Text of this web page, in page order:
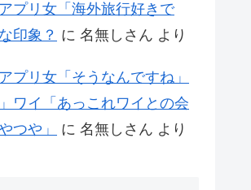
プリ女「海外旅行好きで
印象？ に 名無しさん より
プリ女「そうなんですね」
ワイ「あっこれワイとの会
つや」
に 名無しさん より